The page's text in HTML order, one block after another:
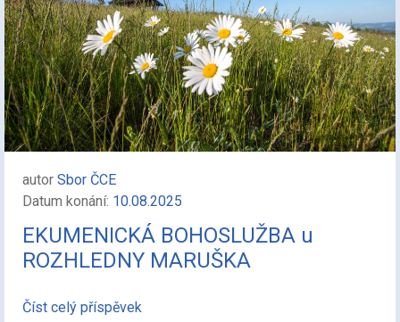
autor Sbor ČCE
Datum konání: 10.08.2025
EKUMENICKÁ BOHOSLUŽBA u
ROZHLEDNY MARUŠKA
Číst celý příspěvek